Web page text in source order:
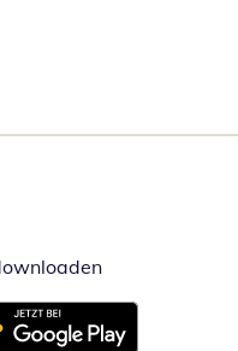
Öffnet in